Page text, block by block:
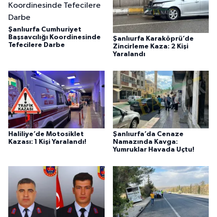
Şanlıurfa Cumhuriyet
Başsavcılığı Koordinesinde
Tefecilere Darbe
Şanlıurfa Karaköprü’de
Zincirleme Kaza: 2 Kişi
Yaralandı
Haliliye’de Motosiklet
Kazası: 1 Kişi Yaralandı!
Şanlıurfa’da Cenaze
Namazında Kavga:
Yumruklar Havada Uçtu!